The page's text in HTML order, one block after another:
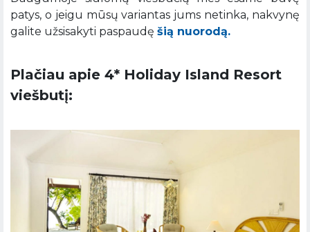
patys, o jeigu mūsų variantas jums netinka, nakvynę
galite užsisakyti paspaudę šią nuorodą.
Plačiau apie 4* Holiday Island Resort
viešbutį: